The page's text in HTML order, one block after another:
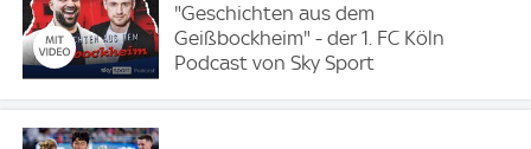
"Geschichten aus dem
Geißbockheim" - der 1. FC Köln
Podcast von Sky Sport